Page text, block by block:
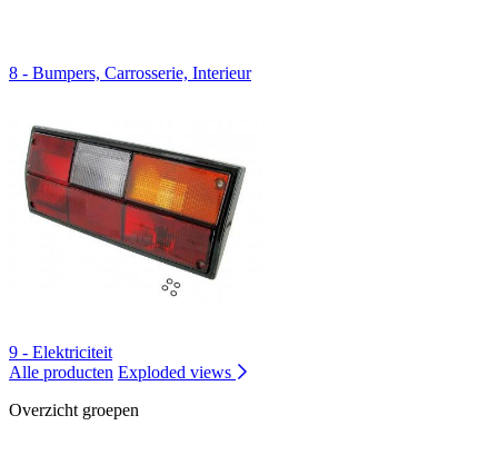
8 - Bumpers, Carrosserie, Interieur
9 - Elektriciteit
Alle producten Exploded views
Overzicht groepen